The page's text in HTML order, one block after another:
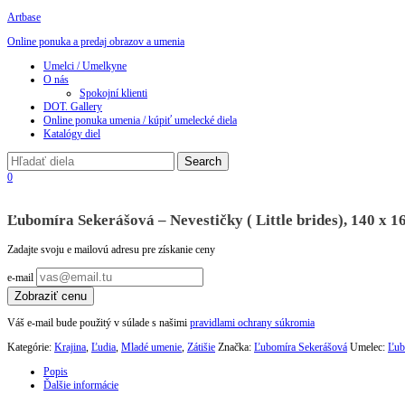
Artbase
Online ponuka a predaj obrazov a umenia
Toggle
navigation
Umelci / Umelkyne
O nás
Spokojní klienti
DOT. Gallery
Online ponuka umenia / kúpiť umelecké diela
Katalógy diel
0
Ľubomíra Sekerášová – Nevestičky ( Little brides), 140 x
Zadajte svoju e mailovú adresu pre získanie ceny
e-mail
Zobraziť cenu
Váš e-mail bude použitý v súlade s našimi pravidlami ochrany súkromia
Kategórie: Krajina, Ľudia, Mladé umenie, Zátišie Značka: Ľubomíra Sekerášová Umelec:
Popis
Ďalšie informácie